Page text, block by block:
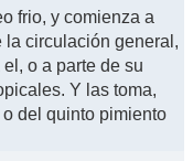
frio, y comienza a
la circulación general,
o a parte de su
Y las toma,
del quinto pimiento